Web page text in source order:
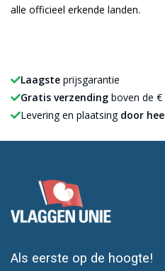
alle officieel erkende landen.
Laagste prijsgarantie
Gratis verzending boven de €
Levering en plaatsing door
Als eerste op de hoogte!